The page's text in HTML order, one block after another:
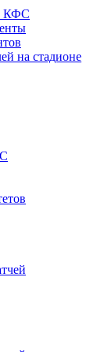
КФС
на стадионе